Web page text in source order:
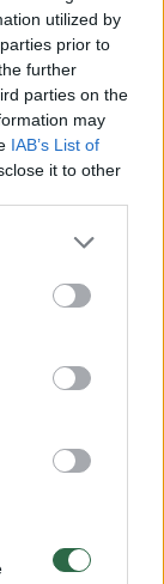
utilized by
prior to
further
parties on the
may
IAB’s List of
it to other
etapo.